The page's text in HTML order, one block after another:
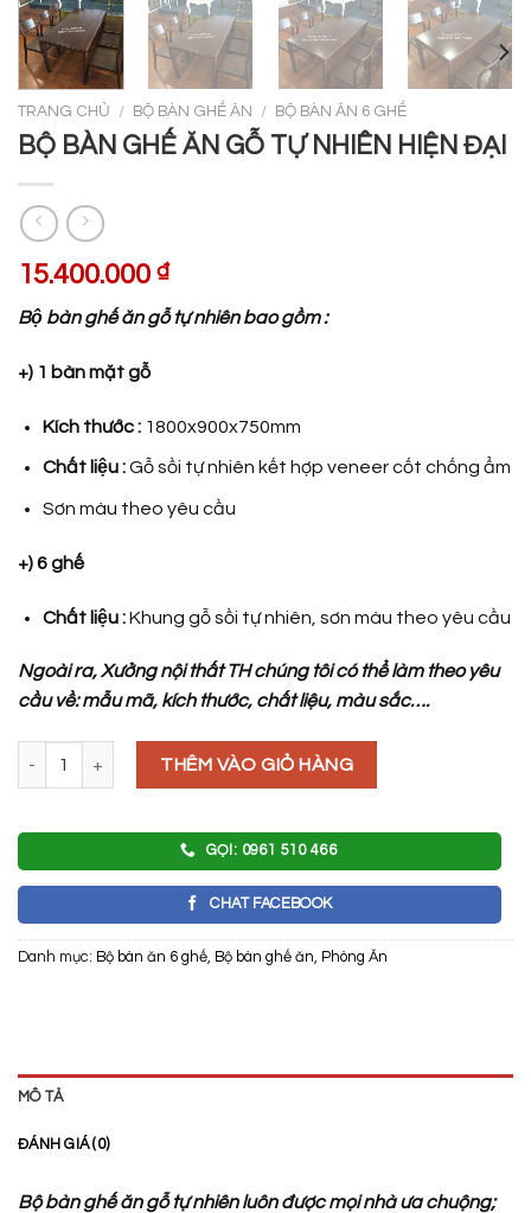
TRANG CHỦ / BỘ BÀN GHẾ ĂN / BỘ BÀN ĂN 6 GHẾ
BỘ BÀN GHẾ ĂN GỖ TỰ NHIÊN HIỆN ĐẠI
15.400.000 ₫
Bộ bàn ghế ăn gỗ tự nhiên bao gồm :
+) 1 bàn mặt gỗ
Kích thước :1800x900x750mm
Chất liệu :Gỗ sồi tự nhiên kết hợp veneer cốt chống ẩm
Sơn màu theo yêu cầu
+) 6 ghế
Chất liệu :Khung gỗ sồi tự nhiên, sơn màu theo yêu cầu
Ngoài ra, Xưởng nội thất TH chúng tôi có thể làm theo yêu
cầu về: mẫu mã, kích thước, chất liệu, màu sắc….
BỘ BÀN GHẾ ĂN GỖ TỰ NHIÊN HIỆN ĐẠI số lượng
THÊM VÀO GIỎ HÀNG
GỌI: 0961 510 466
CHAT FACEBOOK
Danh mục: Bộ bàn ăn 6 ghế, Bộ bàn ghế ăn, Phòng Ăn
MÔ TẢ
ĐÁNH GIÁ (0)
Bộ bàn ghế ăn gỗ tự nhiên luôn được mọi nhà ưa chuộng;